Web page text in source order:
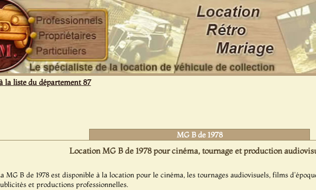
la liste du département 87
MG B de 1978
Location MG B de 1978 pour cinéma, tournage et production
MG B de 1978 est disponible à la location pour le cinéma, les tournages audiovisuels, films
et productions professionnelles.